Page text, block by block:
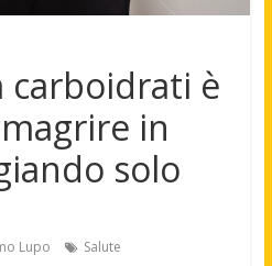
carboidrati è
in
solo
Lupo Salute